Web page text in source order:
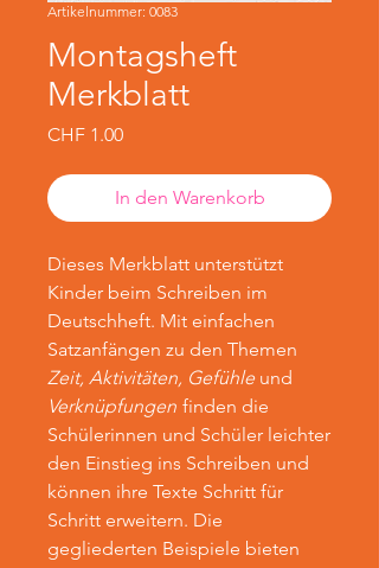
Artikelnummer: 0083
Montagsheft
Merkblatt
CHF 1.00Preis
In den Warenkorb
Dieses Merkblatt unterstützt
Kinder beim Schreiben im
Deutschheft. Mit einfachen
Satzanfängen zu den Themen
Zeit, Aktivitäten, Gefühleund
Verknüpfungen finden die
Schülerinnen und Schüler leichter
den Einstieg ins Schreiben und
können ihre Texte Schritt für
Schritt erweitern. Die
gegliederten Beispiele bieten